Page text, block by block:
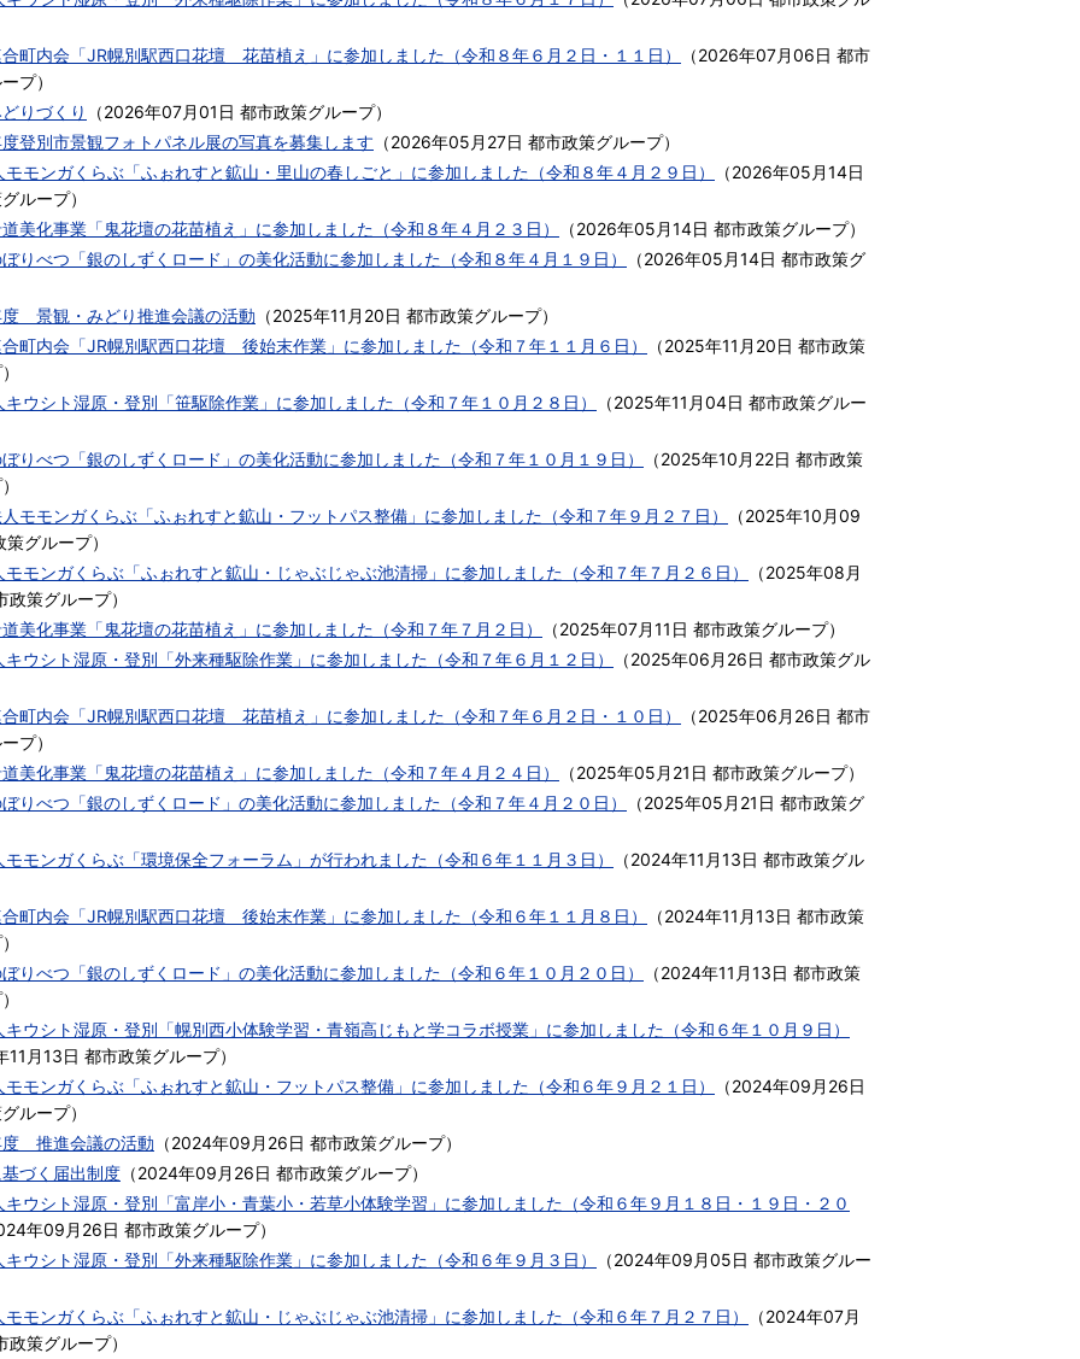
町内会「JR幌別駅西口花壇 花苗植え」に参加しました（令和８年６月２日・１１日） （2026年07月06日 都市
プ）
りづくり
（2026年07月01日 都市政策グループ）
登別市景観フォトパネル展の写真を募集します （2026年05月27日 都市政策グループ）
モンガくらぶ「ふぉれすと鉱山・里山の春しごと」に参加しました（令和８年４月２９日）
（2026年05月14日
ループ）
美化事業「鬼花壇の花苗植え」に参加しました（令和８年４月２３日）
（2026年05月14日 都市政策グループ）
りべつ「銀のしずくロード」の美化活動に参加しました（令和８年４月１９日）
（2026年05月14日 都市政策グ
度 景観・みどり推進会議の活動 （2025年11月20日 都市政策グループ）
町内会「JR幌別駅西口花壇 後始末作業」に参加しました（令和７年１１月６日）
（2025年11月20日 都市政策
）
ウシト湿原・登別「笹駆除作業」に参加しました（令和７年１０月２８日）
（2025年11月04日 都市政策グルー
りべつ「銀のしずくロード」の美化活動に参加しました（令和７年１０月１９日） （2025年10月22日 都市政策
）
モモンガくらぶ「ふぉれすと鉱山・フットパス整備」に参加しました（令和７年９月２７日）
（2025年10月09
策グループ）
モンガくらぶ「ふぉれすと鉱山・じゃぶじゃぶ池清掃」に参加しました（令和７年７月２６日）
（2025年08月
政策グループ）
美化事業「鬼花壇の花苗植え」に参加しました（令和７年７月２日）
（2025年07月11日 都市政策グループ）
ウシト湿原・登別「外来種駆除作業」に参加しました（令和７年６月１２日）
（2025年06月26日 都市政策グル
町内会「JR幌別駅西口花壇 花苗植え」に参加しました（令和７年６月２日・１０日） （2025年06月26日 都市
プ）
美化事業「鬼花壇の花苗植え」に参加しました（令和７年４月２４日）
（2025年05月21日 都市政策グループ）
りべつ「銀のしずくロード」の美化活動に参加しました（令和７年４月２０日）
（2025年05月21日 都市政策グ
モンガくらぶ「環境保全フォーラム」が行われました（令和６年１１月３日）
（2024年11月13日 都市政策グル
町内会「JR幌別駅西口花壇 後始末作業」に参加しました（令和６年１１月８日） （2024年11月13日 都市政策
）
りべつ「銀のしずくロード」の美化活動に参加しました（令和６年１０月２０日）
（2024年11月13日 都市政策
）
ウシト湿原・登別「幌別西小体験学習・青嶺高じもと学コラボ授業」に参加しました（令和６年１０月９日）
11月13日 都市政策グループ）
モンガくらぶ「ふぉれすと鉱山・フットパス整備」に参加しました（令和６年９月２１日）
（2024年09月26日
ループ）
度 推進会議の活動 （2024年09月26日 都市政策グループ）
づく届出制度 （2024年09月26日 都市政策グループ）
キウシト湿原・登別「富岸小・青葉小・若草小体験学習」に参加しました（令和６年９月１８日・１９日・２０
年09月26日 都市政策グループ）
ウシト湿原・登別「外来種駆除作業」に参加しました（令和６年９月３日）
（2024年09月05日 都市政策グルー
モンガくらぶ「ふぉれすと鉱山・じゃぶじゃぶ池清掃」に参加しました（令和６年７月２７日） （2024年07月
政策グループ）